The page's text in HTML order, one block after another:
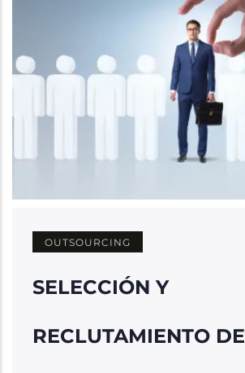
navegación
OUTSOURCING
SELECCIÓN Y
RECLUTAMIENTO DE